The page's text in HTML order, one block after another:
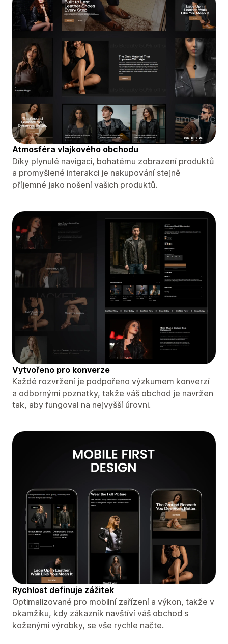
Atmosféra vlajkového obchodu
Díky plynulé navigaci, bohatému zobrazení produktů
a promyšlené interakci je nakupování stejně
příjemné jako nošení vašich produktů.
Vytvořeno pro konverze
Každé rozvržení je podpořeno výzkumem konverzí
a odbornými poznatky, takže váš obchod je navržen
tak, aby fungoval na nejvyšší úrovni.
Rychlost definuje zážitek
Optimalizované pro mobilní zařízení a výkon, takže v
okamžiku, kdy zákazník navštíví váš obchod s
koženými výrobky, se vše rychle načte.